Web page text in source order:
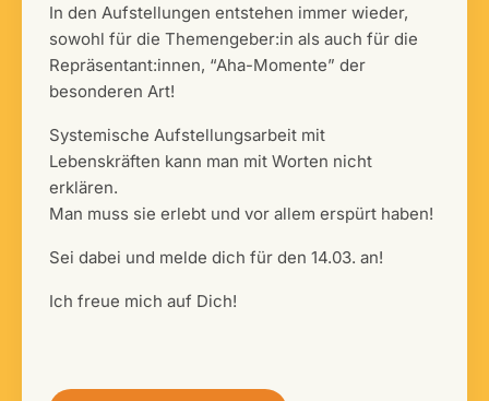
In den Aufstellungen entstehen immer wieder,
sowohl für die Themengeber:in als auch für die
Repräsentant:innen, “Aha-Momente” der
besonderen Art!
Systemische Aufstellungsarbeit mit
Lebenskräften kann man mit Worten nicht
erklären.
Man muss sie erlebt und vor allem erspürt haben!
Sei dabei und melde dich für den 14.03. an!
Ich freue mich auf Dich!